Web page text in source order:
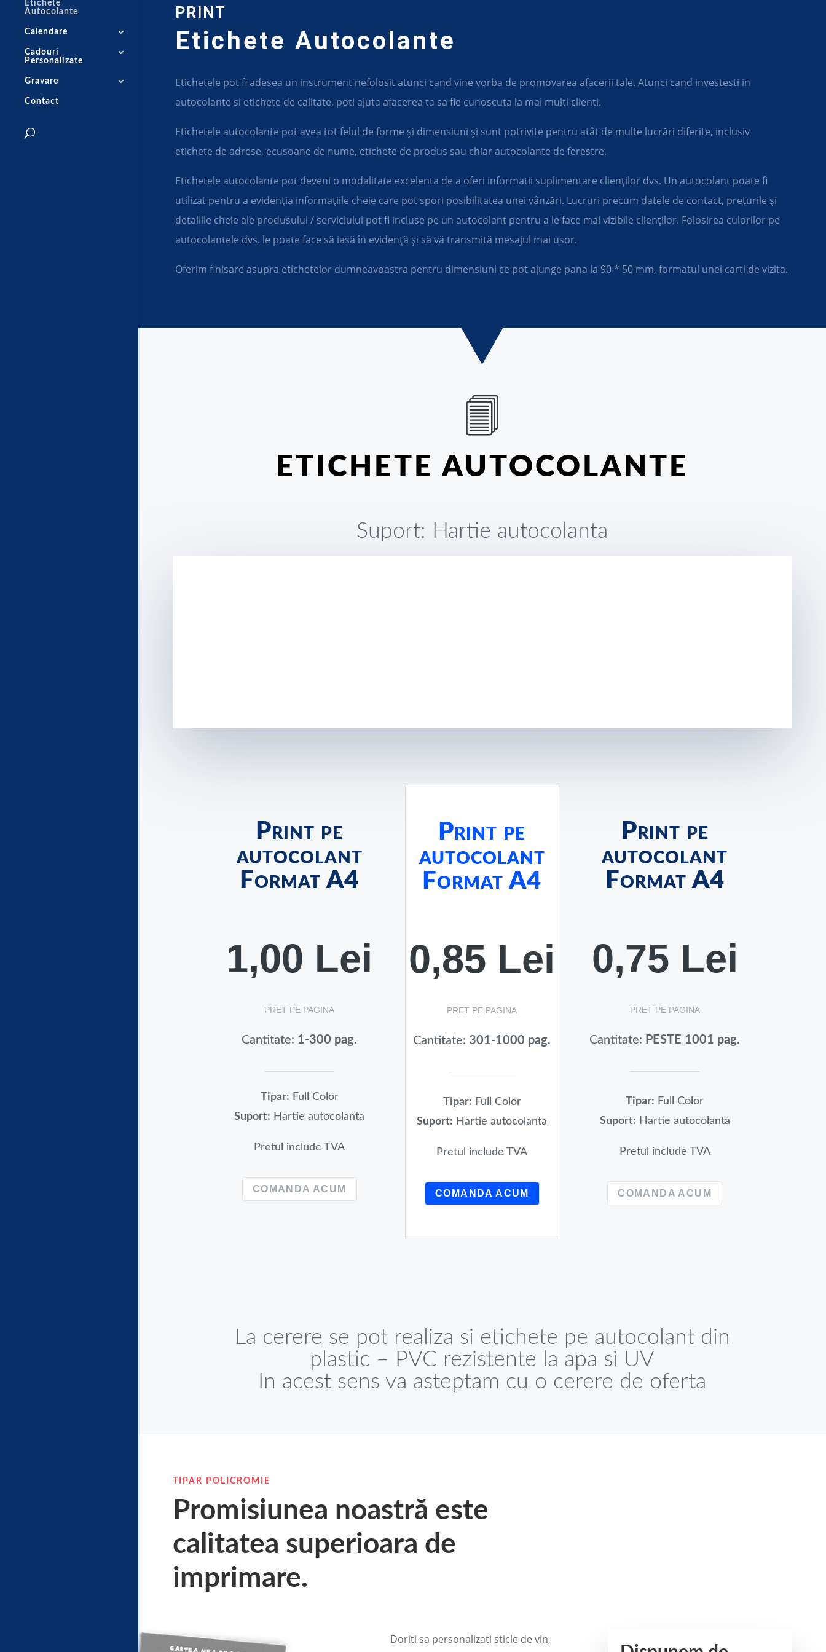
Etichete
Autocolante
Calendare
Cadouri
Personalizate
Gravare
Contact
PRINT
Etichete Autocolante
Etichetele pot fi adesea un instrument nefolosit atunci cand vine vorba de promovarea afacerii tale. Atunci cand investesti in
autocolante si etichete de calitate, poti ajuta afacerea ta sa fie cunoscuta la mai multi clienti.
Etichetele autocolante pot avea tot felul de forme și dimensiuni și sunt potrivite pentru atât de multe lucrări diferite, inclusiv
etichete de adrese, ecusoane de nume, etichete de produs sau chiar autocolante de ferestre.
Etichetele autocolante pot deveni o modalitate excelenta de a oferi informatii suplimentare clienților dvs. Un autocolant poate fi
utilizat pentru a evidenția informațiile cheie care pot spori posibilitatea unei vânzări. Lucruri precum datele de contact, prețurile și
detaliile cheie ale produsului / serviciului pot fi incluse pe un autocolant pentru a le face mai vizibile clienților. Folosirea culorilor pe
autocolantele dvs. le poate face să iasă în evidență și să vă transmită mesajul mai usor.
Oferim finisare asupra etichetelor dumneavoastra pentru dimensiuni ce pot ajunge pana la 90 * 50 mm, formatul unei carti de vizita.
ETICHETE AUTOCOLANTE
Suport: Hartie autocolanta
Print pe
autocolant
Format A4
1,00 Lei
PRET PE PAGINA
Cantitate: 1-300 pag.
Tipar: Full Color
Suport: Hartie autocolanta
Pretul include TVA
COMANDA ACUM
Print pe
autocolant
Format A4
0,85 Lei
PRET PE PAGINA
Cantitate:301-1000 pag.
Tipar: Full Color
Suport: Hartie autocolanta
Pretul include TVA
COMANDA ACUM
Print pe
autocolant
Format A4
0,75 Lei
PRET PE PAGINA
Cantitate: PESTE 1001 pag.
Tipar: Full Color
Suport: Hartie autocolanta
Pretul include TVA
COMANDA ACUM
La cerere se pot realiza si etichete pe autocolant din
plastic – PVC rezistente la apa si UV
In acest sens va asteptam cu o cerere de oferta
TIPAR POLICROMIE
Promisiunea noastră este
calitatea superioara de
imprimare.
Doriti sa personalizati sticle de vin,